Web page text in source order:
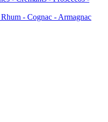
- Cognac - Armagnac